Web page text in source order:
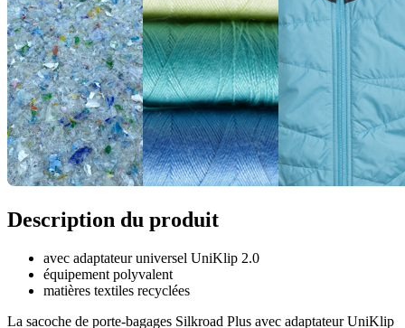
Description du produit
avec adaptateur universel UniKlip 2.0
équipement polyvalent
matières textiles recyclées
La sacoche de porte-bagages Silkroad Plus avec adaptateur UniKlip